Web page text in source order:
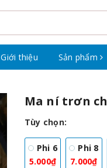
Giới thiệu Sản phẩm
Ma ní trơn
Tùy chọn:
Phi 6
5.000₫
Phi 8
7.000₫